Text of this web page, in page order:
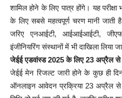
शामिल होने के लिए पात्र होंगे। यह परीक्षा
के लिए सबसे महत्वपूर्ण चरण मानी
जरिए एनआईटी, आईआईआईटी,
इंजीनियरिंग संस्थानों में भी दाखिला लिया
जेईई एडवांस्ड 2025 के लिए 23 अप्रैल से
जेईई मेन रिजल्ट जारी होने के कुछ ही
ऑनलाइन आवेदन प्रक्रिया 23 अप्रैल